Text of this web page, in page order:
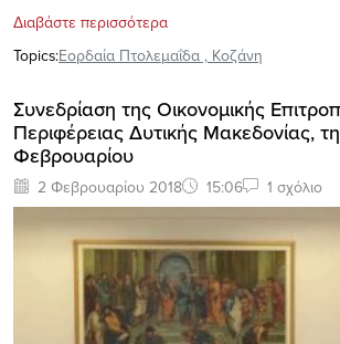
Διαβάστε περισσότερα
Topics:Εορδαία Πτολεμαΐδα , Κοζάνη
Συνεδρίαση της Οικονομικής
Περιφέρειας Δυτικής Μακεδονίας,
Φεβρουαρίου
2 Φεβρουαρίου 2018 15:06 1 σχόλιο